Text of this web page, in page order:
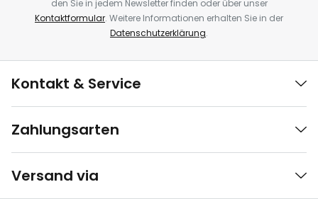
den Sie in jedem Newsletter finden oder über unser
Kontaktformular. Weitere Informationen erhalten Sie in der
Datenschutzerklärung.
Kontakt & Service
Zahlungsarten
Versand via